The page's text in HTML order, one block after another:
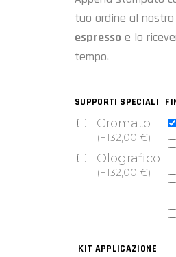
tuo ordine al nostro
espresso e lo
tempo.
SUPPORTI SPECIALI
Cromato
(+132,00 €)
Olografico
(+132,00 €)
KIT APPLICAZIONE